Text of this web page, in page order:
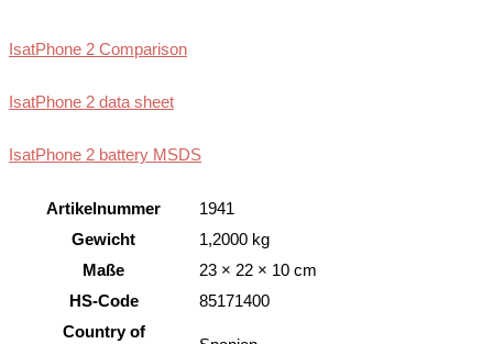
IsatPhone 2 Comparison
IsatPhone 2 data sheet
IsatPhone 2 battery MSDS
Artikelnummer
1941
Gewicht
1,2000 kg
Maße
23 × 22 × 10 cm
HS-Code
85171400
Country of